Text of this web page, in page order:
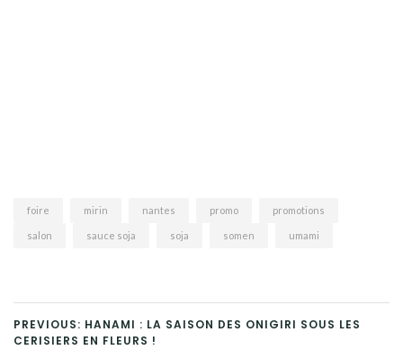
foire mirin nantes promo promotions
salon sauce soja soja somen umami
PREVIOUS: HANAMI : LA SAISON DES ONIGIRI SOUS LES
CERISIERS EN FLEURS !